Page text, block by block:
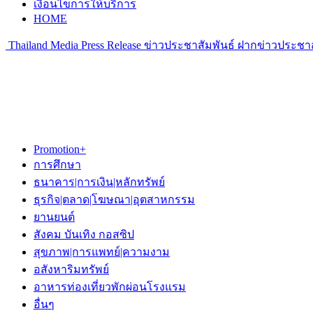
เงื่อนไขการให้บริการ
HOME
Thailand Media Press Release ข่าวประชาสัมพันธ์ ฝากข่าวประ
Promotion+
การศึกษา
ธนาคาร|การเงิน|หลักทรัพย์
ธุรกิจ|ตลาด|โฆษณา|อุตสาหกรรม
ยานยนต์
สังคม บันเทิง กอสซิป
สุขภาพ|การแพทย์|ความงาม
อสังหาริมทรัพย์
อาหารท่องเที่ยวพักผ่อนโรงแรม
อื่นๆ